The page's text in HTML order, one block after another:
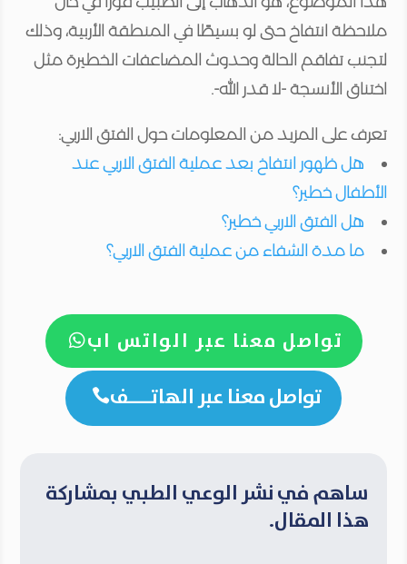
ملاحظة انتفاخ حتى لو بسيطًا في المنطقة الأربية، وذلك
لتجنب تفاقم الحالة وحدوث المضاعفات الخطيرة مثل
اختناق الأنسجة -لا قدر الله-.
تعرف على المزيد من المعلومات حول الفتق الاربي:
هل ظهور انتفاخ بعد عملية الفتق الاربي عند
الأطفال خطير؟
هل الفتق الاربي خطير؟
ما مدة الشفاء من عملية الفتق الاربي؟
تواصل معنا عبر الواتس اب
تواصل معنا عبر الهاتــــف
ساهم في نشر الوعي الطبي بمشاركة
هذا المقال.